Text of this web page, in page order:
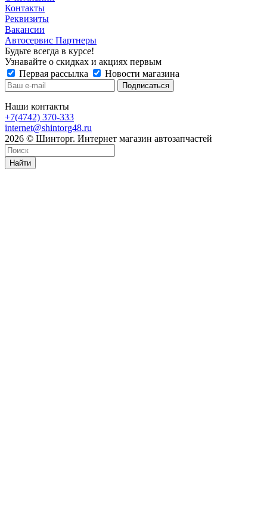
Контакты
Реквизиты
Вакансии
Автосервис Партнеры
Будьте всегда в курсе!
Узнавайте о скидках и акциях первым
Первая рассылка
Новости магазина
Наши контакты
+7(4742) 370-333
internet@shintorg48.ru
2026 © Шинторг. Интернет магазин автозапчастей
Найти